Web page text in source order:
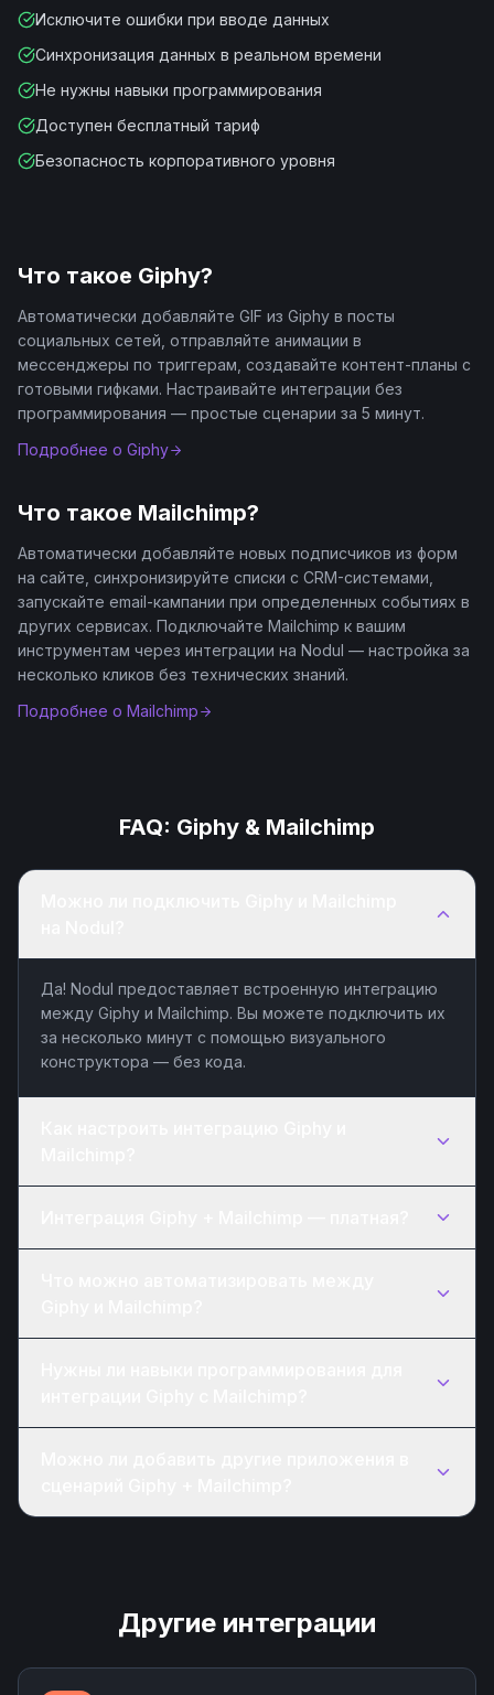
Исключите ошибки при вводе данных
Синхронизация данных в реальном времени
Не нужны навыки программирования
Доступен бесплатный тариф
Безопасность корпоративного уровня
Что такое Giphy?
Автоматически добавляйте GIF из Giphy в посты
социальных сетей, отправляйте анимации в
мессенджеры по триггерам, создавайте контент-планы с
готовыми гифками. Настраивайте интеграции без
программирования — простые сценарии за 5 минут.
Подробнее о Giphy
Что такое Mailchimp?
Автоматически добавляйте новых подписчиков из форм
на сайте, синхронизируйте списки с CRM-системами,
запускайте email-кампании при определенных событиях в
других сервисах. Подключайте Mailchimp к вашим
инструментам через интеграции на Nodul — настройка за
несколько кликов без технических знаний.
Подробнее о Mailchimp
FAQ: Giphy & Mailchimp
Да! Nodul предоставляет встроенную интеграцию
между Giphy и Mailchimp. Вы можете подключить их
за несколько минут с помощью визуального
конструктора — без кода.
Другие интеграции